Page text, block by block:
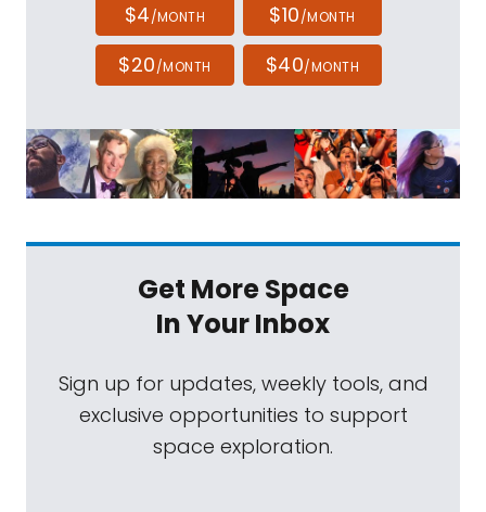
$4/MONTH $10/MONTH
$20/MONTH $40/MONTH
Get More Space
In Your Inbox
Sign up for updates, weekly tools, and
exclusive opportunities to support
space exploration.